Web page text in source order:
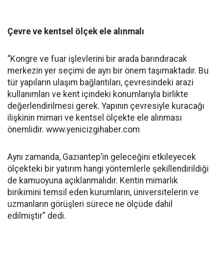
Çevre ve kentsel ölçek ele alınmalı
“Kongre ve fuar işlevlerini bir arada barındıracak
merkezin yer seçimi de ayrı bir önem taşımaktadır. Bu
tür yapıların ulaşım bağlantıları, çevresindeki arazi
kullanımları ve kent içindeki konumlarıyla birlikte
değerlendirilmesi gerek. Yapının çevresiyle kuracağı
ilişkinin mimari ve kentsel ölçekte ele alınması
önemlidir. www.yenicizgihaber.com
Aynı zamanda, Gaziantep’in geleceğini etkileyecek
ölçekteki bir yatırım hangi yöntemlerle şekillendirildiği
de kamuoyuna açıklanmalıdır. Kentin mimarlık
birikimini temsil eden kurumların, üniversitelerin ve
uzmanların görüşleri sürece ne ölçüde dahil
edilmiştir” dedi.